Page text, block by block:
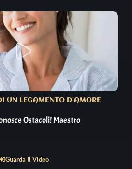
UN LEGAMENTO D'AMORE
Ostacoli! Maestro
Guarda Il Video